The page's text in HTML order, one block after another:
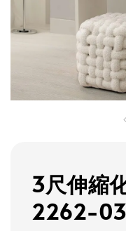
3尺伸縮
2262-03